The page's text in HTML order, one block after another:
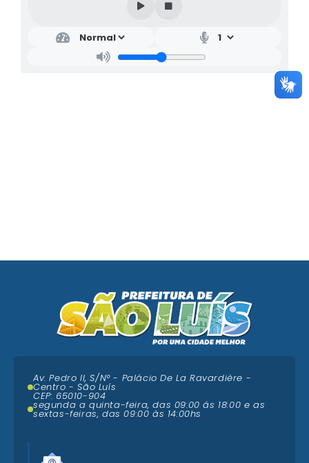
Av. Pedro II, S/N° - Palácio De La Ravardière -
Centro - São Luís
CEP: 65010-904
segunda a quinta-feira, das 09:00 ás 18:00 e as
sextas-feiras, das 09:00 às 14:00hs